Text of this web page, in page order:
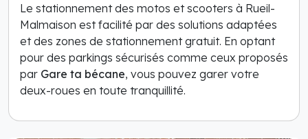
Le stationnement des motos et scooters à Rueil-
Malmaison est facilité par des solutions adaptées
et des zones de stationnement gratuit. En optant
pour des parkings sécurisés comme ceux proposés
par Gare ta bécane, vous pouvez garer votre
deux-roues en toute tranquillité.